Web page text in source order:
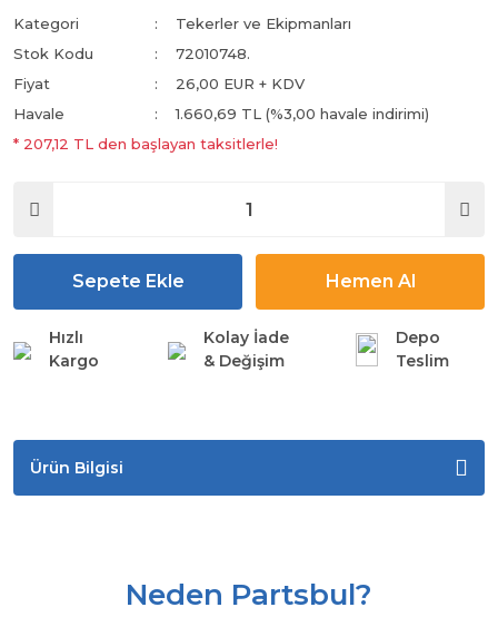
Kategori
Tekerler ve Ekipmanları
Stok Kodu
72010748.
Fiyat
26,00 EUR + KDV
Havale
1.660,69 TL (%3,00 havale indirimi)
* 207,12 TL den başlayan taksitlerle!
Sepete Ekle Hemen Al
Hızlı
Kargo
Kolay İade
& Değişim
Depo
Teslim
Ürün Bilgisi
Neden Partsbul?